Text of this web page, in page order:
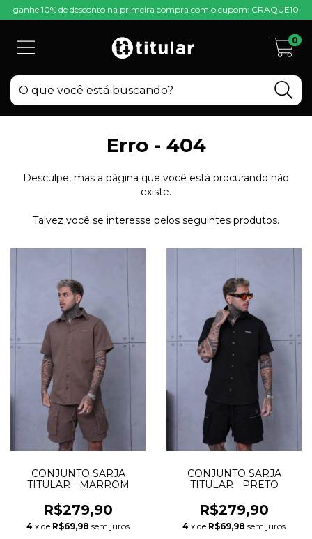
ganhe 10% de desconto na primeira compra com o cupom: CRAQUE10
0
Erro - 404
Desculpe, mas a página que você está procurando não
existe.
Talvez você se interesse pelos seguintes produtos.
CONJUNTO SARJA
TITULAR - MARROM
R$279,90
4 x de R$69,98 sem juros
CONJUNTO SARJA
TITULAR - PRETO
R$279,90
4 x de R$69,98 sem juros